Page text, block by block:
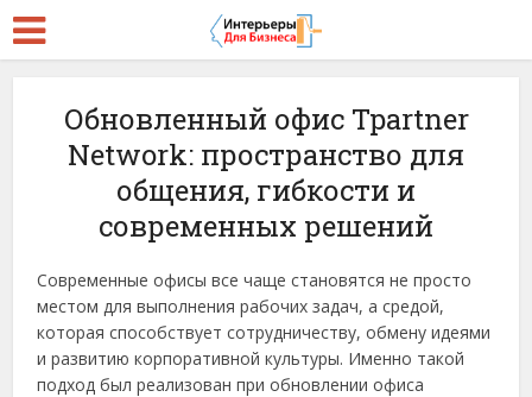
Обновленный офис Tpartner
Network: пространство для
общения, гибкости и
современных решений
Современные офисы все чаще становятся не просто
местом для выполнения рабочих задач, а средой,
которая способствует сотрудничеству, обмену идеями
и развитию корпоративной культуры. Именно такой
подход был реализован при обновлении офиса